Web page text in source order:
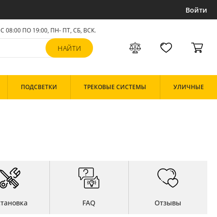
Войти
С 08:00 ПО 19:00, ПН- ПТ,СБ, ВСК.
ПОДСВЕТКИ ТРЕКОВЫЕ СИСТЕМЫ УЛИЧНЫЕ
FAQ Отзывы